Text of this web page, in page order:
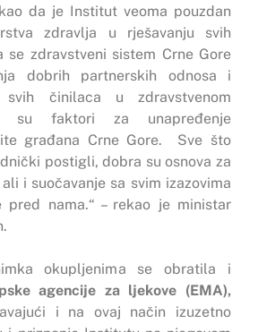
da je Institut veoma pouzdan
zdravlja u rješavanju svih
se zdravstveni sistem Crne Gore
dobrih partnerskih odnosa i
svih činilaca u zdravstvenom
su faktori za unapređenje
građana Crne Gore. Sve što
postigli, dobra su osnova za
i suočavanje sa svim izazovima
pred nama.“ – rekao je ministar
okupljenima se obratila i
agencije za ljekove (EMA),
i na ovaj način izuzetno